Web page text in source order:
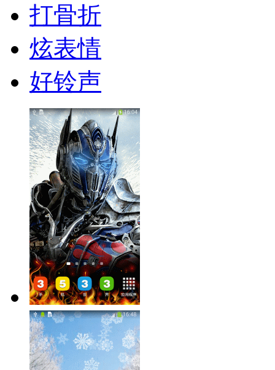
打骨折
炫表情
好铃声